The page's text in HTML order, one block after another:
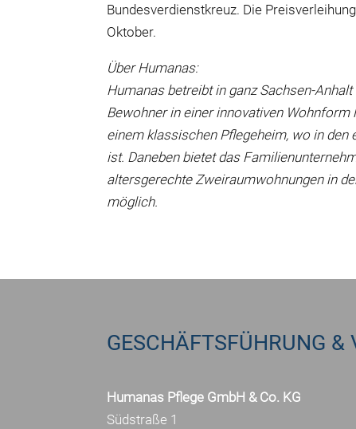
Bundesverdienstkreuz. Die
Oktober.
Über Humanas:
Humanas betreibt in ganz Sachsen-
Bewohner in einer innovativen
einem klassischen Pflegeheim, wo in den
ist. Daneben bietet das
altersgerechte Zweiraumwohnungen in
möglich.
GESCHÄFTSFÜHRUNG &
Humanas Pflege GmbH & Co. KG
Südstraße 1